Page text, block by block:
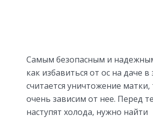
Самым безопасным и
как избавиться от ос на даче в
считается уничтожение матки,
очень зависим от нее. Перед
наступят холода, нужно найти